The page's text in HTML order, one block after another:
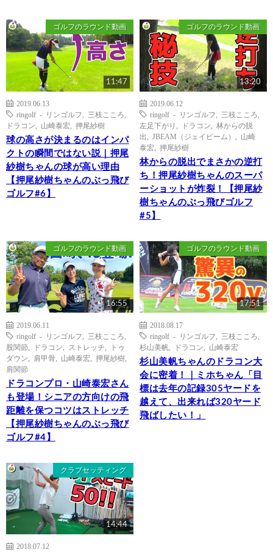
ゴルフのラウンド動画
11:47
2019.06.13
ringolf - リンゴルフ
三枝こころ
ドラコン
山崎泰宏 押尾紗樹
球の高さが決まるのはインパ
クトの瞬間ではない説｜押尾
紗樹ちゃんの球が高い理由
【押尾紗樹ちゃんのぶっ飛び
ゴルフ#6】
ゴルフのラウンド動画
13:20
2019.06.12
ringolf - リンゴルフ
三枝こころ
左足下がり
ドラコン
林からの脱
出
JBEAM（ジェイビーム）
山崎
泰宏
押尾紗樹
林からの脱出でまさかの逆打
ち！押尾紗樹ちゃんのスーパ
ーショットが炸裂！【押尾紗
樹ちゃんのぶっ飛びゴルフ
#5】
ゴルフのラウンド動画
16:55
2019.06.11
ringolf - リンゴルフ
三枝こころ
股関節
ドラコン ストレッチ
トゥ
ダウン
肩甲骨 山崎泰宏 押尾紗樹
肩関節
ドラコンプロ・山崎泰宏さん
も登場！シニアの方向けの飛
距離を保つコツはストレッチ
【押尾紗樹ちゃんのぶっ飛び
ゴルフ#4】
ゴルフのラウンド動画
17:51
2018.08.17
ringolf - リンゴルフ
三枝こころ
杉山美帆
ドラコン 山崎泰宏
杉山美帆ちゃんのドラコン大
会に密着！｜ミホちゃん「目
標は去年の記録305ヤードを
越えて、出来れば320ヤード
飛ばしたい！」
クラブセッティング
14:44
2018.07.12